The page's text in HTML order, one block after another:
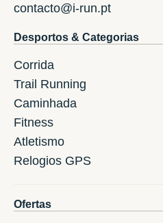
contacto@i-run.pt
Desportos & Categorias
Corrida
Trail Running
Caminhada
Fitness
Atletismo
Relogios GPS
Ofertas